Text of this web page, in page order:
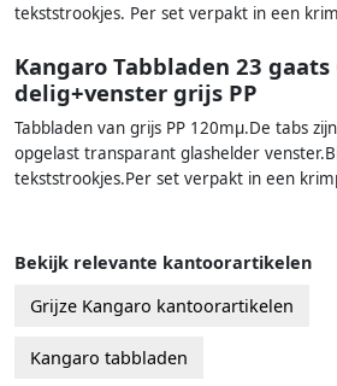
tekststrookjes. Per set verpakt in een
Kangaro Tabbladen 23 gaats
delig+venster grijs PP
Tabbladen van grijs PP 120mµ.De tabs
opgelast transparant glashelder
tekststrookjes.Per set verpakt in een
Bekijk relevante kantoorartikelen
Grijze Kangaro kantoorartikelen
Kangaro tabbladen